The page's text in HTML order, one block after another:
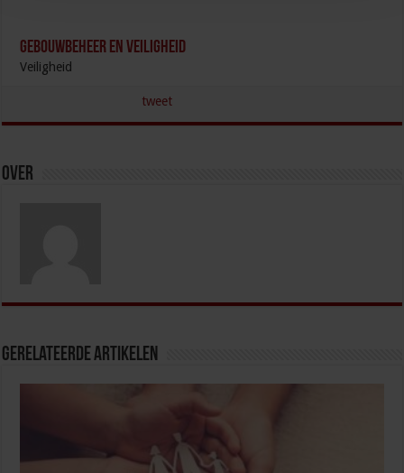
Gebouwbeheer en veiligheid
Veiligheid
tweet
Over
Gerelateerde Artikelen